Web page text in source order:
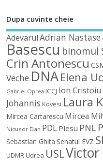
Dupa cuvinte cheie
Adevarul Adrian Nastase
Basescu binomul
Crin Antonescu
Veche DNAElena
Gabriel Oprea ICCJ Ion Cristoiu
Johannis Kovesi Laura
Mircea Cartarescu Mircea
Nicusor Dan PDL Plesu PNL
Sebastian Ghita Senatul EVZ
UDMRUdrea USL